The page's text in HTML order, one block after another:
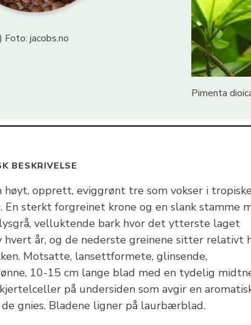
jacobs.no
Pimenta
BESKRIVELSE
høyt, opprett, eviggrønt tre som vokser i tropiske
En sterkt forgreinet krone og en slank stamme
velluktende bark hvor det ytterste laget
hvert år, og de nederste greinene sitter relativt
Motsatte, lansettformete, glinsende,
10-15 cm lange blad med en tydelig
på undersiden som avgir en
gnies. Bladene ligner på laurbærblad.